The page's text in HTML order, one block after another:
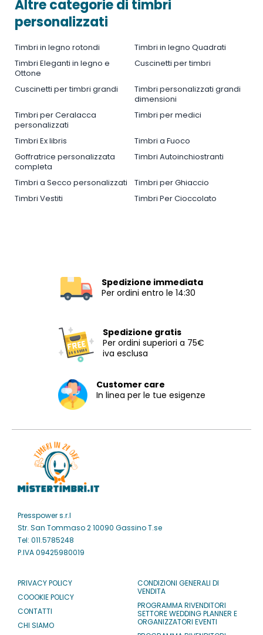
Altre categorie di timbri
personalizzati
Timbri in legno rotondi
Timbri in legno Quadrati
Timbri Eleganti in legno e
Ottone
Cuscinetti per timbri
Cuscinetti per timbri grandi
Timbri personalizzati grandi
dimensioni
Timbri per Ceralacca
personalizzati
Timbri per medici
Timbri Ex libris
Timbri a Fuoco
Goffratrice personalizzata
completa
Timbri Autoinchiostranti
Timbri a Secco personalizzati
Timbri per Ghiaccio
Timbri Vestiti
Timbri Per Cioccolato
Spedizione immediata
Per ordini entro le 14:30
Spedizione gratis
Per ordini superiori a 75€
iva esclusa
Customer care
In linea per le tue esigenze
Presspower s.r.l
Str. San Tommaso 2 10090 Gassino T.se
Tel: 011.5785248
P.IVA 09425980019
PRIVACY POLICY
COOOKIE POLICY
CONTATTI
CHI SIAMO
CONDIZIONI GENERALI DI
VENDITA
PROGRAMMA RIVENDITORI
SETTORE WEDDING PLANNER E
ORGANIZZATORI EVENTI